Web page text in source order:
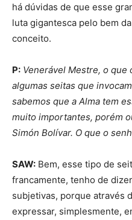
há dúvidas de que esse
luta gigantesca pelo bem
conceito.
P: Venerável Mestre, o que
algumas seitas que
sabemos que a Alma tem
muito importantes, porém
Simón Bolívar. O que o
SAW: Bem, esse tipo de
francamente, tenho de
subjetivas, porque através
expressar, simplesmente,